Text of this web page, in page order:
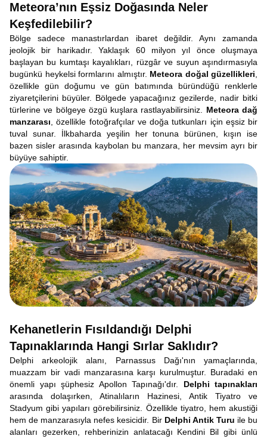
Meteora’nın Eşsiz Doğasında Neler
Keşfedilebilir?
Bölge sadece manastırlardan ibaret değildir. Aynı zamanda
jeolojik bir harikadır. Yaklaşık 60 milyon yıl önce oluşmaya
başlayan bu kumtaşı kayalıkları, rüzgâr ve suyun aşındırmasıyla
bugünkü heykelsi formlarını almıştır. Meteora doğal güzellikleri
özellikle gün doğumu ve gün batımında büründüğü renklerle
ziyaretçilerini büyüler. Bölgede yapacağınız gezilerde, nadir bitki
türlerine ve bölgeye özgü kuşlara rastlayabilirsiniz. Meteora dağ
manzarası , özellikle fotoğrafçılar ve doğa tutkunları için eşsiz bir
tuval sunar. İlkbaharda yeşilin her tonuna bürünen, kışın ise
bazen sisler arasında kaybolan bu manzara, her mevsim ayrı bir
büyüye sahiptir.
Kehanetlerin Fısıldandığı Delphi
Tapınaklarında Hangi Sırlar Saklıdır?
Delphi arkeolojik alanı, Parnassus Dağı'nın yamaçlarında,
muazzam bir vadi manzarasına karşı kurulmuştur. Buradaki en
önemli yapı şüphesiz Apollon Tapınağı'dır. Delphi tapınakları
arasında dolaşırken, Atinalıların Hazinesi, Antik Tiyatro ve
Stadyum gibi yapıları görebilirsiniz. Özellikle tiyatro, hem akustiği
hem de manzarasıyla nefes kesicidir. Bir Delphi Antik Turu ile bu
alanları gezerken, rehberinizin anlatacağı Kendini Bil gibi ünlü